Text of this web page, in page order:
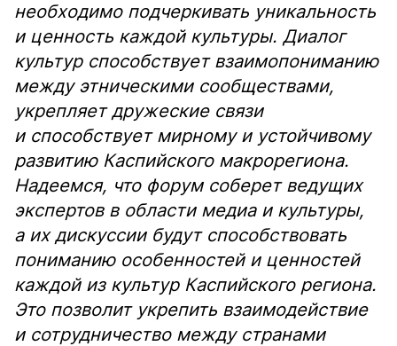
необходимо подчеркивать уникальность
и ценность каждой культуры. Диалог
культур способствует взаимопониманию
между этническими сообществами,
укрепляет дружеские связи
и способствует мирному и устойчивому
развитию Каспийского макрорегиона.
Надеемся, что форум соберет ведущих
экспертов в области медиа и культуры,
а их дискуссии будут способствовать
пониманию особенностей и ценностей
каждой из культур Каспийского региона.
Это позволит укрепить взаимодействие
и сотрудничество между странами